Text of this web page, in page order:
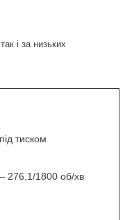
і за низьких
тиском
276,1/1800 об/хв